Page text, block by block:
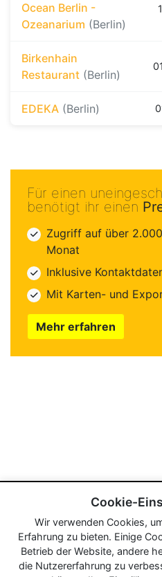
Ocean Berlin -
Ozeanarium (Berlin)
Birkenhain
Restaurant (Berlin)
EDEKA (Berlin)
Für einen
benötigt ihr einen
Zugriff auf über
Monat
Inklusive
Mit Karten- und
Mehr erfahren
Cookie-
Wir verwenden Cookies,
Erfahrung zu bieten. Einige
Betrieb der Website, andere
die Nutzererfahrung zu